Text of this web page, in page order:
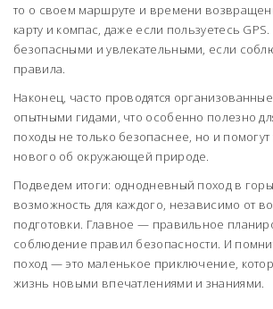
то о своем маршруте и времени
карту и компас, даже если пользуетесь
безопасными и увлекательными, если
правила.
Наконец, часто проводятся
опытными гидами, что особенно полезно
походы не только безопаснее, но и помогут
нового об окружающей природе.
Подведем итоги: однодневный поход в
возможность для каждого, независимо от
подготовки. Главное — правильное
соблюдение правил безопасности. И
поход — это маленькое приключение,
жизнь новыми впечатлениями и знаниями.